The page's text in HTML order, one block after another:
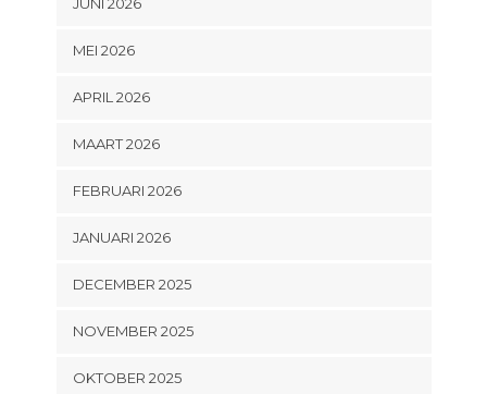
MEI 2026
APRIL 2026
MAART 2026
FEBRUARI 2026
JANUARI 2026
DECEMBER 2025
NOVEMBER 2025
OKTOBER 2025